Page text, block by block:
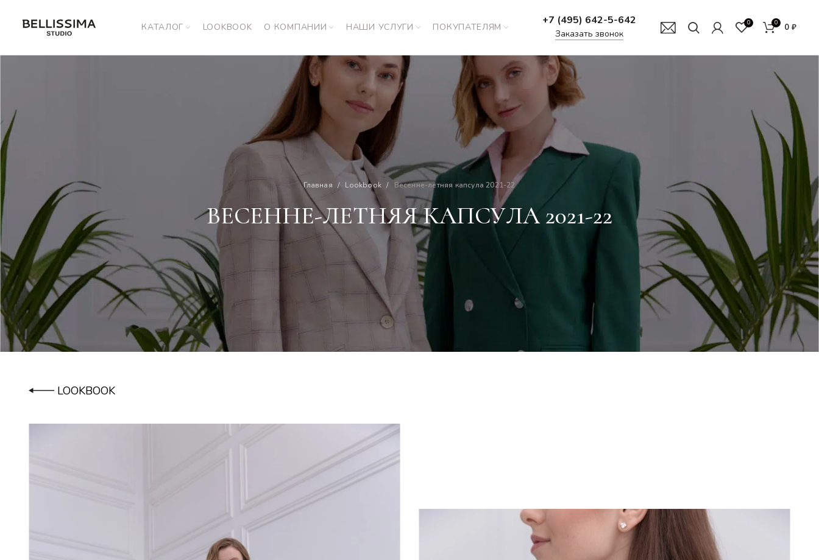
КАТАЛОГ LOOKBOOK О КОМПАНИИ НАШИ УСЛУГИ ПОКУПАТЕЛЯМ
+7 (495) 642-5-642
Заказать звонок
0 0 0 ₽
Главная Lookbook Весенне-летняя капсула 2021-22
ВЕСЕННЕ-ЛЕТНЯЯ КАПСУЛА 2021-22
LOOKBOOK